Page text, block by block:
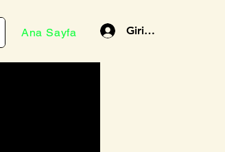
Ana Sayfa Giriş Yap